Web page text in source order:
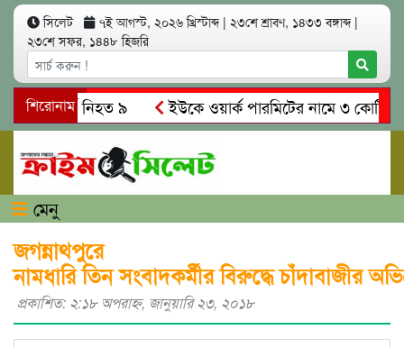
সিলেট ৭ই আগস্ট, ২০২৬ খ্রিস্টাব্দ | ২৩শে শ্রাবণ, ১৪৩৩ বঙ্গাব্দ |
২৩শে সফর, ১৪৪৮ হিজরি
শিরোনামনিহত ৯
ইউকে ওয়ার্ক পারমিটের নামে ৩ কোটি ৬০
গ্রেপ্তারের দাবি স্থানীয়দের
গোয়াইনঘাটে আলিম উদ্দিনের
মেনু
জগন্নাথপুরে
নামধারি তিন সংবাদকর্মীর বিরুদ্ধে চাঁদাবাজীর
প্রকাশিত: ২:১৮ অপরাহ্ণ, জানুয়ারি ২৩, ২০১৮